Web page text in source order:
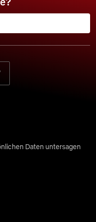
SPRACHE AUS:
Daten untersagen